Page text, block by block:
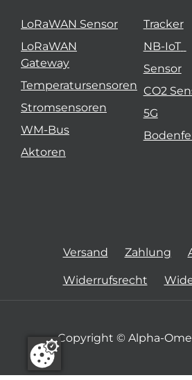
LoRaWAN Sensor
LoRaWAN
Gateway
Temperatursensoren
Stromsensoren
WM-Bus
Aktoren
Tracker
NB-IoT
Sensor
CO2
5G
Versand Zahlung
Widerrufsrecht
Copyright © Alpha-